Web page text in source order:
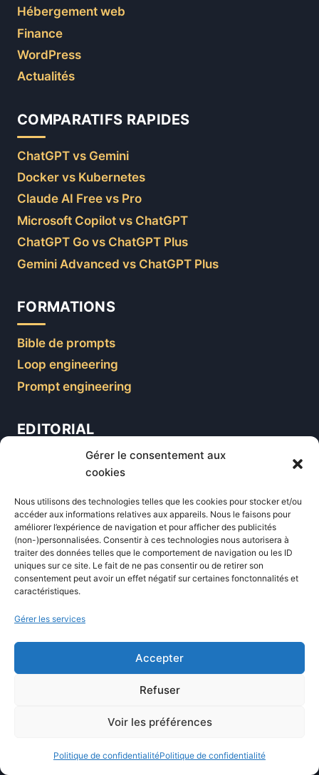
Gérer le consentement aux
cookies
Nous utilisons des technologies telles que les cookies pour stocker et/ou
accéder aux informations relatives aux appareils. Nous le faisons pour
améliorer l’expérience de navigation et pour afficher des publicités
(non-)personnalisées. Consentir à ces technologies nous autorisera à
traiter des données telles que le comportement de navigation ou les ID
uniques sur ce site. Le fait de ne pas consentir ou de retirer son
consentement peut avoir un effet négatif sur certaines fonctonnalités et
caractéristiques.
Gérer les services
Accepter
Refuser
Voir les préférences
Politique de confidentialitéPolitique de confidentialité
Hébergement web
Finance
WordPress
Actualités
COMPARATIFS RAPIDES
ChatGPT vs Gemini
Docker vs Kubernetes
Claude AI Free vs Pro
Microsoft Copilot vs ChatGPT
ChatGPT Go vs ChatGPT Plus
Gemini Advanced vs ChatGPT Plus
FORMATIONS
Bible de prompts
Loop engineering
Prompt engineering
EDITORIAL
Formations
Newsletter
Équipe éditoriale
Politique éditoriale
Méthodologie de test
Transparence et affiliation
CritiquePlus dans les médias
Contactez-nous
À propos de CritiquePlus